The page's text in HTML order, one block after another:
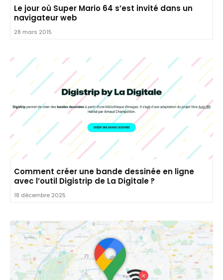
Le jour où Super Mario 64 s’est invité dans un
navigateur web
28 mars 2015
Comment créer une bande dessinée en ligne
avec l’outil Digistrip de La Digitale ?
18 décembre 2025